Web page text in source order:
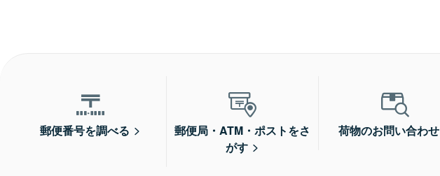
郵便番号を調べる
郵便局・ATM・ポストをさ
がす
荷物のお問い合わせ